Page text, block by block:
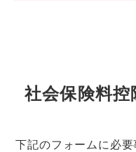
社会保険料
下記のフォームに必